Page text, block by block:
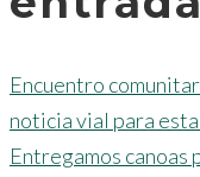
Encuentro
noticia vial para
Entregamos